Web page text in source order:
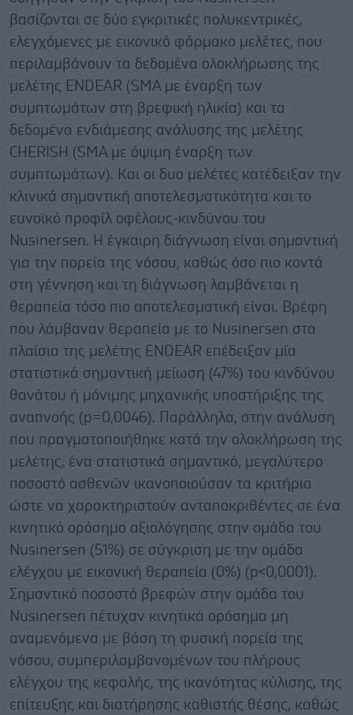
βασίζονται σε δύο εγκριτικές πολυκεντρικές,
ελεγχόμενες με εικονικό φάρμακο μελέτες, που
περιλαμβάνουν τα δεδομένα ολοκλήρωσης της
μελέτης ENDEAR (SMA με έναρξη των
συμπτωμάτων στη βρεφική ηλικία) και τα
δεδομένα ενδιάμεσης ανάλυσης της μελέτης
CHERISH (SMA με όψιμη έναρξη των
συμπτωμάτων). Και οι δυο μελέτες κατέδειξαν την
κλινικά σημαντική αποτελεσματικότητα και το
ευνοϊκό προφίλ οφέλους-κινδύνου του
Nusinersen. Η έγκαιρη διάγνωση είναι σημαντική
για την πορεία της νόσου, καθώς όσο πιο κοντά
στη γέννηση και τη διάγνωση λαμβάνεται η
θεραπεία τόσο πιο αποτελεσματική είναι. Βρέφη
που λάμβαναν θεραπεία με το Nusinersen στα
πλαίσια της μελέτης ENDEAR επέδειξαν μία
στατιστικά σημαντική μείωση (47%) του κινδύνου
θανάτου ή μόνιμης μηχανικής υποστήριξης της
αναπνοής (p=0,0046). Παράλληλα, στην ανάλυση
που πραγματοποιήθηκε κατά την ολοκλήρωση της
μελέτης, ένα στατιστικά σημαντικό, μεγαλύτερο
ποσοστό ασθενών ικανοποιούσαν τα κριτήρια
ώστε να χαρακτηριστούν ανταποκριθέντες σε ένα
κινητικό ορόσημο αξιολόγησης στην ομάδα του
Nusinersen (51%) σε σύγκριση με την ομάδα
ελέγχου με εικονική θεραπεία (0%) (p<0,0001).
Σημαντικό ποσοστό βρεφών στην ομάδα του
Nusinersen πέτυχαν κινητικά ορόσημα μη
αναμενόμενα με βάση τη φυσική πορεία της
νόσου, συμπεριλαμβανομένων του πλήρους
ελέγχου της κεφαλής, της ικανότητας κύλισης, της
επίτευξης και διατήρησης καθιστής θέσης, καθώς